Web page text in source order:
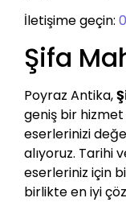
İletişime geçin:
Şifa
Poyraz Antika,
geniş bir
eserlerinizi
alıyoruz. Tarihi
eserleriniz için
birlikte en iyi